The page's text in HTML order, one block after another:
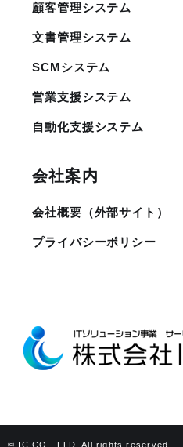
顧客管理システム
文書管理システム
SCMシステム
営業支援システム
自動化支援システム
会社案内
会社概要（外部サイト）
プライバシーポリシー
© IC CO., LTD. All rights reserved.